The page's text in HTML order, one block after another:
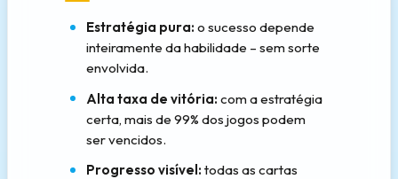
Estratégia pura: o sucesso depende
inteiramente da habilidade – sem sorte
envolvida.
Alta taxa de vitória: com a estratégia
certa, mais de 99% dos jogos podem
ser vencidos.
Progresso visível: todas as cartas